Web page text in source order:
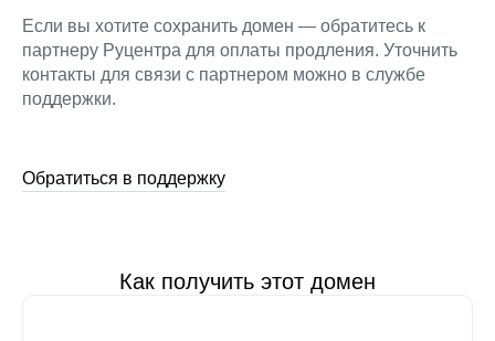
Если вы хотите сохранить домен — обратитесь к
партнеру Руцентра для оплаты продления. Уточнить
контакты для связи с партнером можно в службе
поддержки.
Обратиться в поддержку
Как получить этот домен